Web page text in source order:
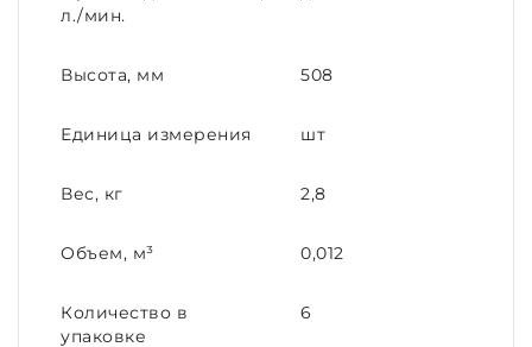
л./мин.
Высота, мм 508
Единица измерения шт
Вес, кг 2,8
Объем, м³ 0,012
Количество в
упаковке
6